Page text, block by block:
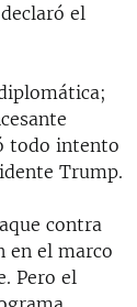
el
todo intento
Trump.
contra
en el marco
Pero el